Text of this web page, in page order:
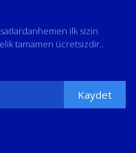
ilk sizin
tamamen ücretsizdir..
Kaydet